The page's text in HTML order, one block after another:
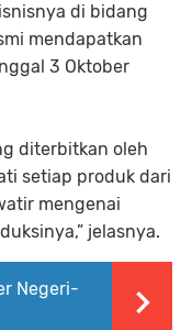
di bidang
mendapatkan
3 Oktober
diterbitkan oleh
setiap produk dari
mengenai
jelasnya.
Negeri-